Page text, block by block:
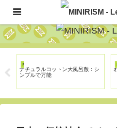
The Japanese
MINIRISM
ナチュラルコットン大風呂敷：シ
ンプルで万能